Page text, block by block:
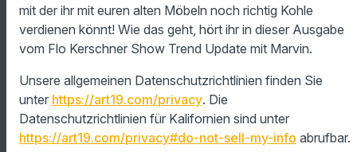
00:00 01:16
mit der ihr mit euren alten Möbeln noch richtig Kohle
verdienen könnt! Wie das geht, hört ihr in dieser Ausgabe
vom Flo Kerschner Show Trend Update mit Marvin.
Unsere allgemeinen Datenschutzrichtlinien finden Sie
unter https://art19.com/privacy. Die
Datenschutzrichtlinien für Kalifornien sind unter
https://art19.com/privacy#do-not-sell-my-info abrufbar.